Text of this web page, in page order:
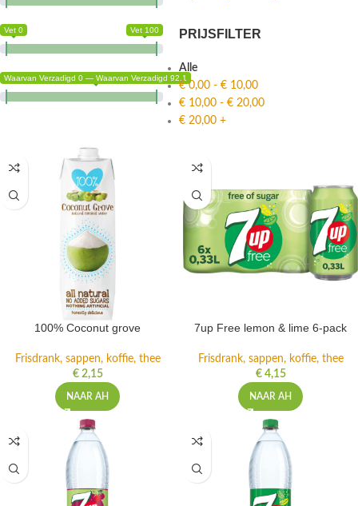
Vet 0 Vet 100
Waarvan Verzadigd 0 — Waarvan Verzadigd 92.1
PRIJSFILTER
Alle
€0,00 - € 10,00
€ 10,00 - € 20,00
€ 20,00 +
100% Coconut grove
Frisdrank, sappen, koffie, thee
€2,15
NAAR AH
7up Free lemon & lime 6-pack
Frisdrank, sappen, koffie, thee
€4,15
NAAR AH